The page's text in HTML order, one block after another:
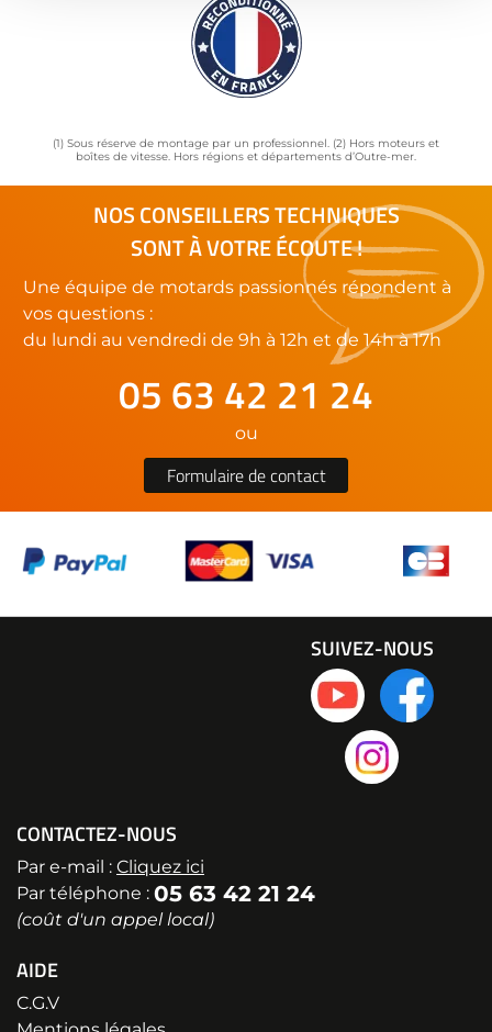
(1) Sous réserve de montage par un professionnel. (2) Hors moteurs et
boîtes de vitesse. Hors régions et départements d’Outre-mer.
NOS CONSEILLERS TECHNIQUES
SONT À VOTRE ÉCOUTE !
Une équipe de motards passionnés répondent à
vos questions :
du lundi au vendredi de 9h à 12h et de 14h à 17h
05 63 42 21 24
ou
Formulaire de contact
CONTACTEZ-NOUS
Par e-mail : Cliquez ici
Par téléphone : 05 63 42 21 24
(coût d'un appel local)
AIDE
C.G.V
SUIVEZ-NOUS